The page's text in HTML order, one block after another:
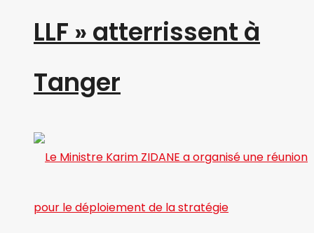
LLF » atterrissent à
Tanger